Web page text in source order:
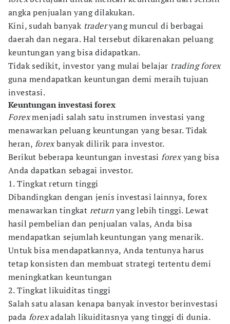
angka penjualan yang dilakukan.
Kini, sudah banyak traderyang muncul di berbagai
daerah dan negara. Hal tersebut dikarenakan peluang
keuntungan yang bisa didapatkan.
Tidak sedikit, investor yang mulai belajar trading forex
guna mendapatkan keuntungan demi meraih tujuan
investasi.
Keuntungan investasi forex
Forexmenjadi salah satu instrumen investasi yang
menawarkan peluang keuntungan yang besar. Tidak
heran, forexbanyak dilirik para investor.
Berikut beberapa keuntungan investasiforexyang bisa
Anda dapatkan sebagai investor.
1. Tingkat return tinggi
Dibandingkan dengan jenis investasi lainnya, forex
menawarkan tingkat returnyang lebih tinggi. Lewat
hasil pembelian dan penjualan valas, Anda bisa
mendapatkan sejumlah keuntungan yang menarik.
Untuk bisa mendapatkannya, Anda tentunya harus
tetap konsisten dan membuat strategi tertentu demi
meningkatkan keuntungan
2. Tingkat likuiditas tinggi
Salah satu alasan kenapa banyak investor berinvestasi
pada forexadalah likuiditasnya yang tinggi di dunia.